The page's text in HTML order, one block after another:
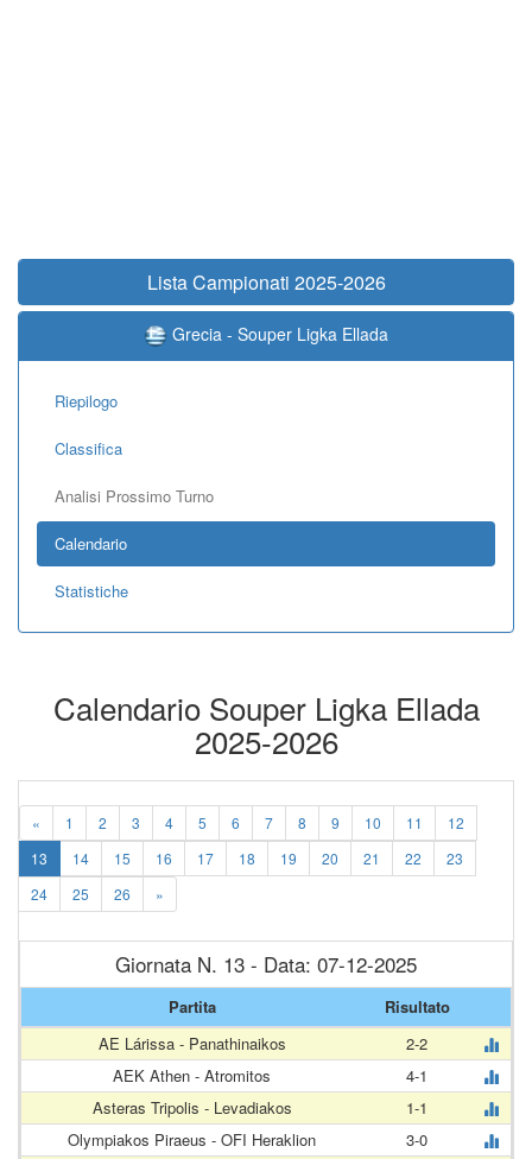
Lista Campionati 2025-2026
Grecia - Souper Ligka Ellada
Riepilogo
Classifica
Analisi Prossimo Turno
Calendario
Statistiche
Calendario Souper Ligka Ellada
2025-2026
« 1 2 3 4 5 6 7 8 9 10 11
12
13
14 15 16 17 18 19 20 21 22
23
24
25 26 »
Giornata N. 13 - Data: 07-12-2025
Partita
Risultato
AE Lárissa - Panathinaikos
2-2
AEK Athen - Atromitos
4-1
Asteras Tripolis - Levadiakos
1-1
Olympiakos Piraeus - OFI Heraklion
3-0